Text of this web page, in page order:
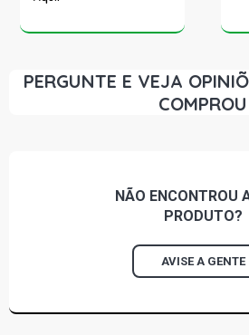
PERGUNTE E VEJA
COMPROU
NÃO ENCONTROU
PRODUTO?
AVISE A GENTE